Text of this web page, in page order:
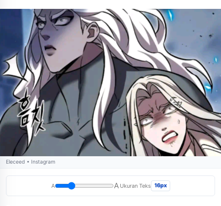
Eleceed • Instagram
A A Ukuran Teks 16px